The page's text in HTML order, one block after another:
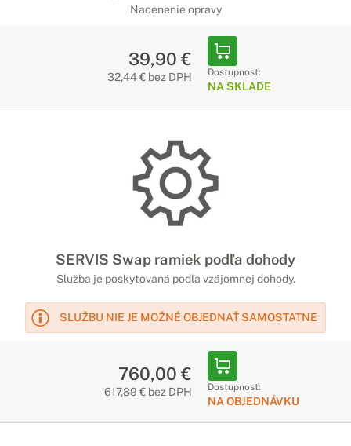
Nacenenie opravy
39,90 €
32,44 € bez DPH Dostupnosť:
NA SKLADE
SERVIS Swap ramiek podľa dohody
Služba je poskytovaná podľa vzájomnej dohody.
SLUŽBU NIE JE MOŽNÉ OBJEDNAŤ SAMOSTATNE
760,00 €
617,89 € bez DPH Dostupnosť:
NA OBJEDNÁVKU